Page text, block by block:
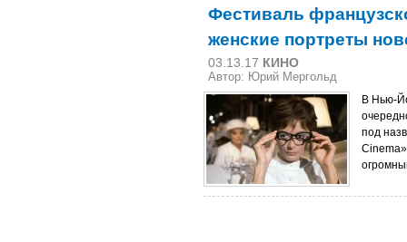
Фестиваль
женские портреты
03.13.17 КИНО
Автор: Юрий Мергольд
В Нью-
под